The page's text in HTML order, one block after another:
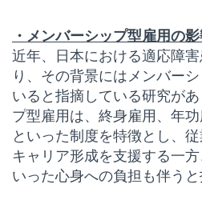
・ メンバーシップ型雇用の
近年、日本における適応障
り、その背景にはメンバー
いると指摘している研究が
プ型雇用は、終身雇用、年
といった制度を特徴とし、
キャリア形成を支援する一
いった心身への負担も伴うと